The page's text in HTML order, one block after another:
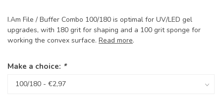
I.Am File / Buffer Combo 100/180 is optimal for UV/LED gel
upgrades, with 180 grit for shaping and a 100 grit sponge for
working the convex surface. Read more.
Make a choice: *